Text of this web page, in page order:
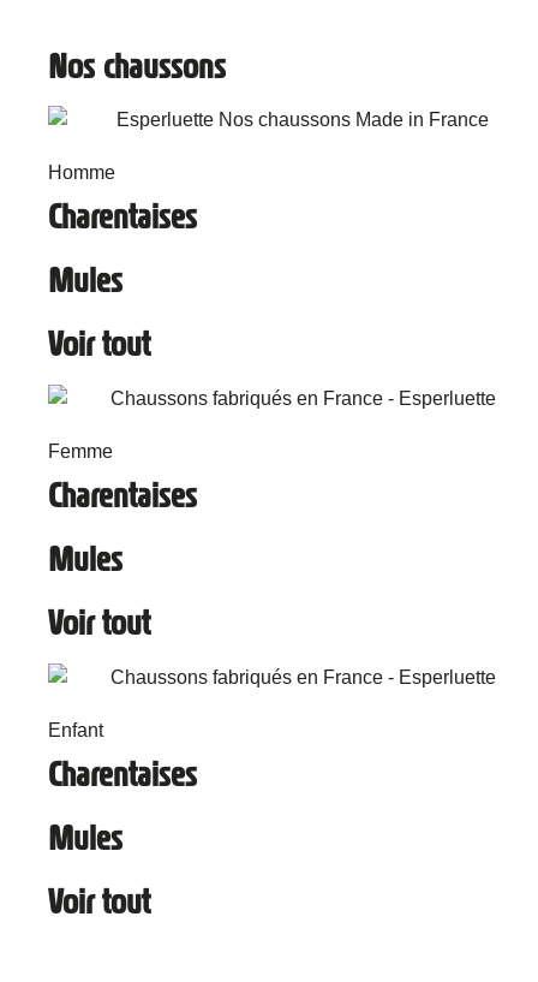
Nos chaussons
Homme
Charentaises
Mules
Voir tout
Femme
Charentaises
Mules
Voir tout
Enfant
Charentaises
Mules
Voir tout